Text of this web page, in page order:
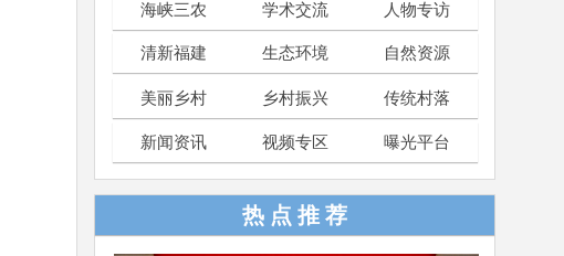
海峡三农 学术交流 人物专访
清新福建 生态环境 自然资源
美丽乡村 乡村振兴 传统村落
新闻资讯 视频专区 曝光平台
热 点 推 荐